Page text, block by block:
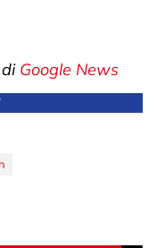
Google News